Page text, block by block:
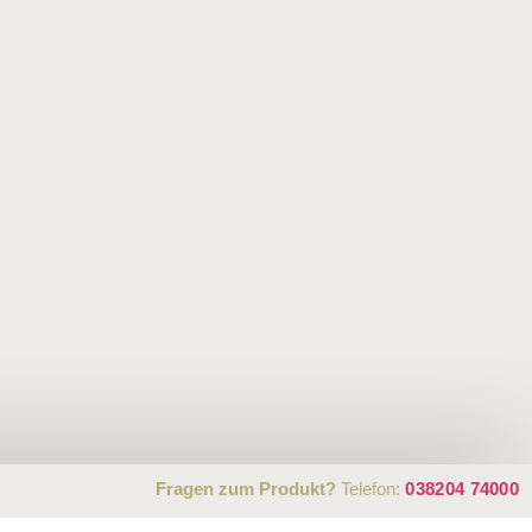
Fragen zum Produkt? Telefon:038204 74000